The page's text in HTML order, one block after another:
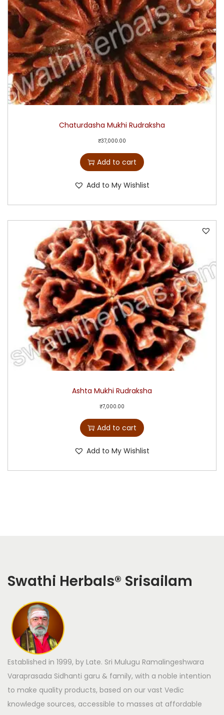
Chaturdasha Mukhi Rudraksha
₹37,000.00
Add to cart
Add to My Wishlist
Ashta Mukhi Rudraksha
₹7,000.00
Add to cart
Add to My Wishlist
Swathi Herbals® Srisailam
Established in 1999, by Late. Sri Mulugu Ramalingeshwara
Varaprasada Sidhanti garu & family, with a noble intention
to make quality products, based on our vast Vedic
knowledge sources, accessible to masses at affordable